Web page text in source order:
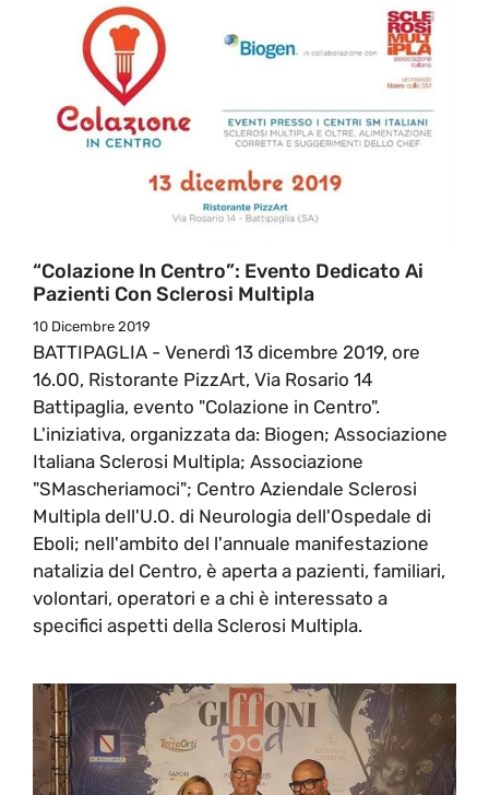
“Colazione In Centro”: Evento Dedicato Ai
Pazienti Con Sclerosi Multipla
10 Dicembre 2019
BATTIPAGLIA - Venerdì 13 dicembre 2019, ore
16.00, Ristorante PizzArt, Via Rosario 14
Battipaglia, evento "Colazione in Centro".
L'iniziativa, organizzata da: Biogen; Associazione
Italiana Sclerosi Multipla; Associazione
"SMascheriamoci"; Centro Aziendale Sclerosi
Multipla dell'U.O. di Neurologia dell'Ospedale di
Eboli; nell'ambito del l'annuale manifestazione
natalizia del Centro, è aperta a pazienti, familiari,
volontari, operatori e a chi è interessato a
specifici aspetti della Sclerosi Multipla.